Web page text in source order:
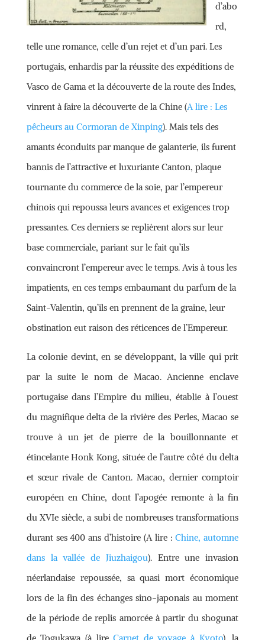
d’abo
rd,
telle une romance, celle d’un rejet et d’un pari. Les
portugais, enhardis par la réussite des expéditions de
Vasco de Gama et la découverte de la route des Indes,
vinrent à faire la découverte de la Chine (A lire : Les
pêcheurs au Cormoran de Xinping). Mais tels des
amants éconduits par manque de galanterie, ils furent
bannis de l’attractive et luxuriante Canton, plaque
tournante du commerce de la soie, par l’empereur
chinois qui repoussa leurs avances et exigences trop
pressantes. Ces derniers se replièrent alors sur leur
base commerciale, pariant sur le fait qu’ils
convaincront l’empereur avec le temps. Avis à tous les
impatients, en ces temps embaumant du parfum de la
Saint-Valentin, qu’ils en prennent de la graine, leur
obstination eut raison des réticences de l’Empereur.
La colonie devint, en se développant, la ville qui prit
par la suite le nom de Macao. Ancienne enclave
portugaise dans l’Empire du milieu, établie à l’ouest
du magnifique delta de la rivière des Perles, Macao se
trouve à un jet de pierre de la bouillonnante et
étincelante Honk Kong, située de l’autre côté du delta
et sœur rivale de Canton. Macao, dernier comptoir
européen en Chine, dont l’apogée remonte à la fin
du XVIe siècle, a subi de nombreuses transformations
durant ses 400 ans d’histoire (A lire :Chine, automne
dans la vallée de Jiuzhaigou). Entre une invasion
néerlandaise repoussée, sa quasi mort économique
lors de la fin des échanges sino-japonais au moment
de la période de replis amorcée à partir du shogunat